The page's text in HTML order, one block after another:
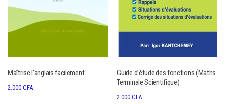
Maîtrise l’anglais facilement
2.000 CFA
Guide d’étude des fonctions (Maths
Terminale Scientifique)
2.000CFA